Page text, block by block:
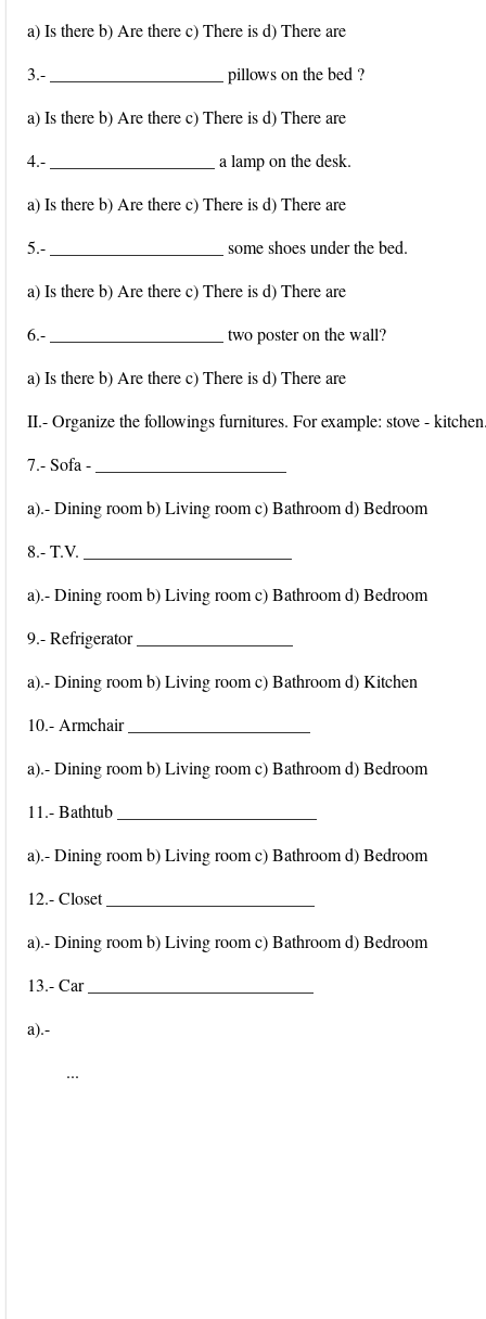
a) Is there b) Are there c) There is d) There are
3.- ____________________ pillows on the bed ?
a) Is there b) Are there c) There is d) There are
4.- ___________________ a lamp on the desk.
a) Is there b) Are there c) There is d) There are
5.- ____________________ some shoes under the bed.
a) Is there b) Are there c) There is d) There are
6.- ____________________ two poster on the wall?
a) Is there b) Are there c) There is d) There are
II.- Organize the followings furnitures. For example: stove -
7.- Sofa - ______________________
a).- Dining room b) Living room c) Bathroom d) Bedroom
8.- T.V. ________________________
a).- Dining room b) Living room c) Bathroom d) Bedroom
9.- Refrigerator __________________
a).- Dining room b) Living room c) Bathroom d) Kitchen
10.- Armchair _____________________
a).- Dining room b) Living room c) Bathroom d) Bedroom
11.- Bathtub _______________________
a).- Dining room b) Living room c) Bathroom d) Bedroom
12.- Closet ________________________
a).- Dining room b) Living room c) Bathroom d) Bedroom
13.- Car __________________________
a).-
...